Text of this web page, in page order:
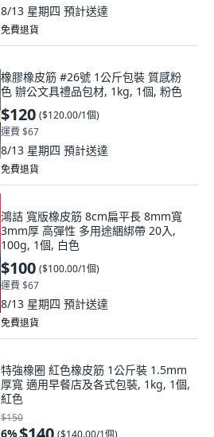
8/13 星期四 預計送達
免費退貨
橡膠橡皮筋 #26號 1公斤包裝 質感粉
色 辦公文具禮品包材, 1kg, 1個, 粉色
$120 ($120.00/1個)
運費 $67
8/13 星期四 預計送達
免費退貨
鴻詰 寬版橡皮筋 8cm扁平長 8mm寬
3mm厚 高彈性 多用途綑綁帶 20入,
100g, 1個, 白色
$100 ($100.00/1個)
運費 $67
8/13 星期四 預計送達
免費退貨
特強橡圈 紅色橡皮筋 1公斤裝 1.5mm
厚寬 適用早餐店及各式包裝, 1kg, 1個,
紅色
$150
6% ($140.00/1個)